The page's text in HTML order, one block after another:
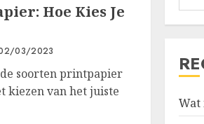
Hoe Kies Je
03/2023
soorten printpapier
kiezen van het juiste
Wat